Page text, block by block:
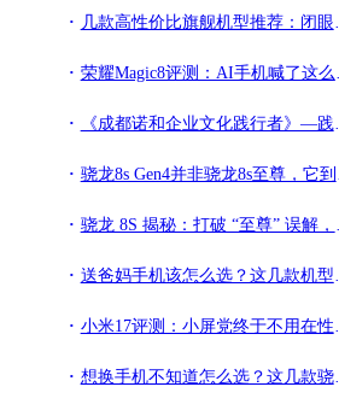
几款高性价比旗舰机型推荐：闭眼入，不踩坑
荣耀Magic8评测：AI手机喊了这么多年，这台终于像个“管家”了
《成都诺和企业文化践行者》—践行文化，榜样力量
骁龙8s Gen4并非骁龙8s至尊，它到底是一款怎样的芯片？
骁龙 8S 揭秘：打破 “至尊” 误解，还原真实性能
送爸妈手机该怎么选？这几款机型，让关怀更显高端与贴心
小米17评测：小屏党终于不用在性能和手感之间做选择了
想换手机不知道怎么选？这几款骁龙旗舰机帮你把把关